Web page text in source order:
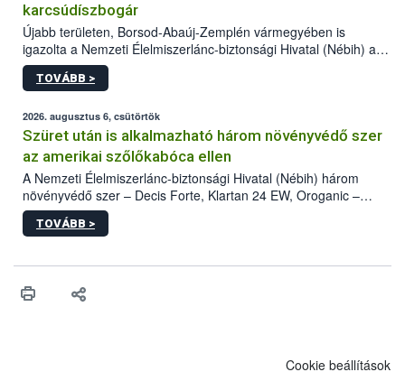
karcsúdíszbogár
Újabb területen, Borsod-Abaúj-Zemplén vármegyében is
igazolta a Nemzeti Élelmiszerlánc-biztonsági Hivatal (Nébih) a
kőrisrontó karcsúdíszbogár (Agrilus planipennis) jelenlétét. A
kártevőt nem csak színcsapdában találták meg, de már fertőzött
az intenzív felderítést, emellett az intézkedéseket a szlovák
hatósággal is összehangolják a terjedés megállítása érdekében.
TOVÁBB >
2026. augusztus 6, csütörtök
Szüret után is alkalmazható három növényvédő szer
az amerikai szőlőkabóca ellen
A Nemzeti Élelmiszerlánc-biztonsági Hivatal (Nébih) három
növényvédő szer – Decis Forte, Klartan 24 EW, Oroganic –
engedélyokiratát módosította, így azok a szüretet követően,
egészen a vesszőérettség (BBCH 91) stádiumáig
érésű szőlőkben is legyen lehetőség a károsító elleni további
felhasználók számára is elérhető és ökológiai termesztésben is
TOVÁBB >
Cookie beállítások